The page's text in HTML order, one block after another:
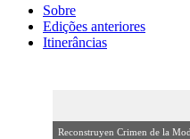
Sobre
Edições anteriores
Itinerâncias
Reconstruyen Crimen de la